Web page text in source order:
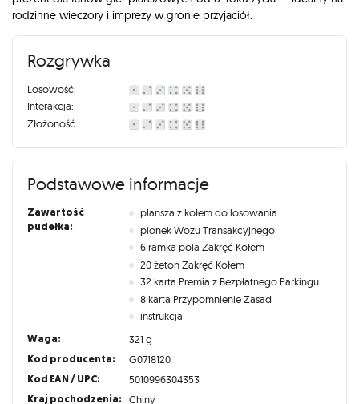
rodzinne wieczory i imprezy w gronie przyjaciół.
Rozgrywka
Losowość:
Interakcja:
Złożoność:
Podstawowe informacje
Zawartość
pudełka:
plansza z kołem do losowania
pionek Wozu Transakcyjnego
6 ramka pola Zakręć Kołem
20 żeton Zakręć Kołem
32 karta Premia z Bezpłatnego Parkingu
8 karta Przypomnienie Zasad
instrukcja
Waga: 321 g
Kod producenta: G0718120
Kod EAN / UPC: 5010996304353
Kraj pochodzenia: Chiny